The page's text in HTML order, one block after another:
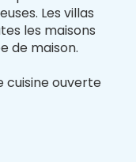
Les villas
les maisons
de maison.
cuisine ouverte